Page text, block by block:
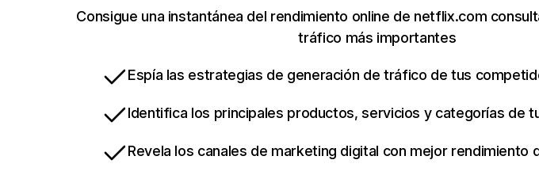
Consigue una instantánea del rendimiento online de netflix.com
tráfico más importantes
Espía las estrategias de generación de tráfico de tus
Identifica los principales productos, servicios y categorías de
Revela los canales de marketing digital con mejor rendimiento